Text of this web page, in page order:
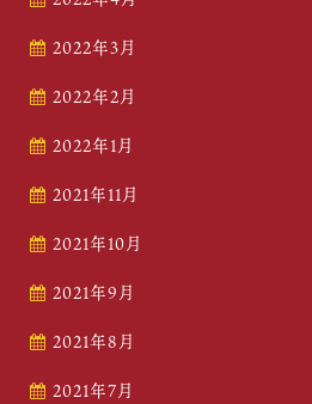
2022年3月
2022年2月
2022年1月
2021年11月
2021年10月
2021年9月
2021年8月
2021年7月